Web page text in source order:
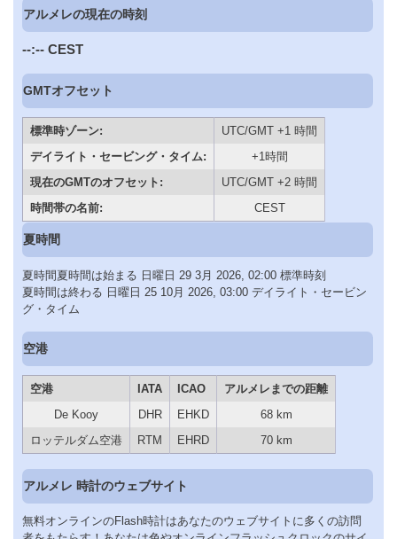
アルメレの現在の時刻
--:-- CEST
GMTオフセット
標準時ゾーン:
UTC/GMT +1 時間
デイライト・セービング・タイム:
+1時間
現在のGMTのオフセット:
UTC/GMT +2 時間
時間帯の名前:
CEST
夏時間
夏時間夏時間は始まる 日曜日 29 3月 2026, 02:00 標準時刻
夏時間は終わる 日曜日 25 10月 2026, 03:00 デイライト・セービン
グ・タイム
空港
空港 IATA ICAO
アルメレまでの距離
De Kooy
DHR EHKD
68 km
ロッテルダム空港
RTM EHRD 70 km
アルメレ 時計のウェブサイト
無料オンラインのFlash時計はあなたのウェブサイトに多くの訪問